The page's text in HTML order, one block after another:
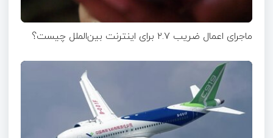
ماجرای اعمال ضریب ۲.۷ برای اینترنت بین‌الملل چیست؟